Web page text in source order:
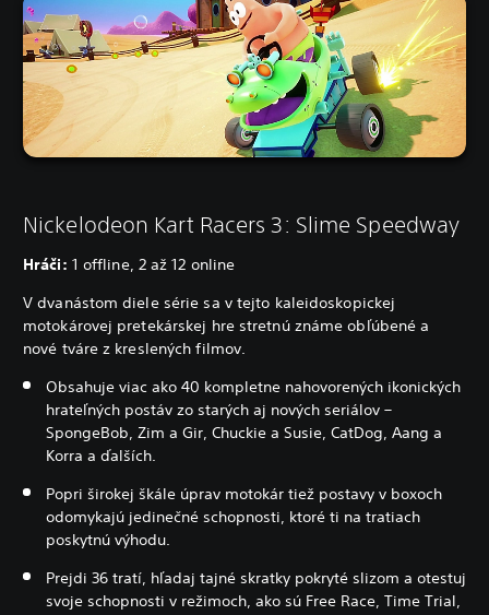
Nickelodeon Kart Racers 3: Slime Speedway
Hráči: 1 offline, 2 až 12 online
V dvanástom diele série sa v tejto kaleidoskopickej
motokárovej pretekárskej hre stretnú známe obľúbené a
nové tváre z kreslených filmov.
Obsahuje viac ako 40 kompletne nahovorených ikonických
hrateľných postáv zo starých aj nových seriálov –
SpongeBob, Zim a Gir, Chuckie a Susie, CatDog, Aang a
Korra a ďalších.
Popri širokej škále úprav motokár tiež postavy v boxoch
odomykajú jedinečné schopnosti, ktoré ti na tratiach
poskytnú výhodu.
Prejdi 36 tratí, hľadaj tajné skratky pokryté slizom a otestuj
svoje schopnosti v režimoch, ako sú Free Race, Time Trial,